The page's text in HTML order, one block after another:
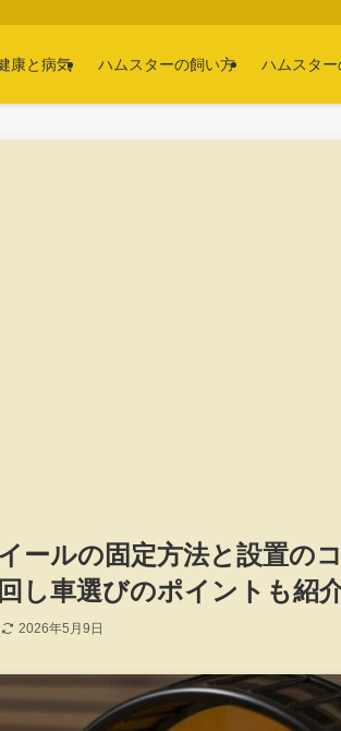
康と病気 ハムスターの飼い方 ハムスタ
ールの固定方法と設置の
し車選びのポイントも紹
2026年5月9日